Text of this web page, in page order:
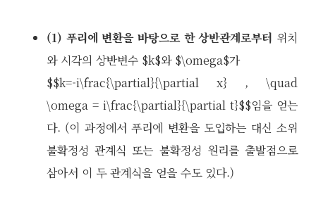
(1) 푸리에 변환을 바탕으로 한 상반관계로부터 위치
와 시각의 상반변수 $k$와 $\omega$가
$$k=-i\frac{\partial}{\partial x} , \quad
\omega = i\frac{\partial}{\partial t}$$임을 얻는
다. (이 과정에서 푸리에 변환을 도입하는 대신 소위
불확정성 관계식 또는 불확정성 원리를 출발점으로
삼아서 이 두 관계식을 얻을 수도 있다.)